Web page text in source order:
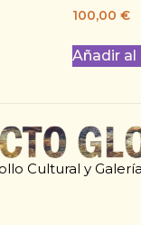
100,00 €
Añadir al
Cultural y